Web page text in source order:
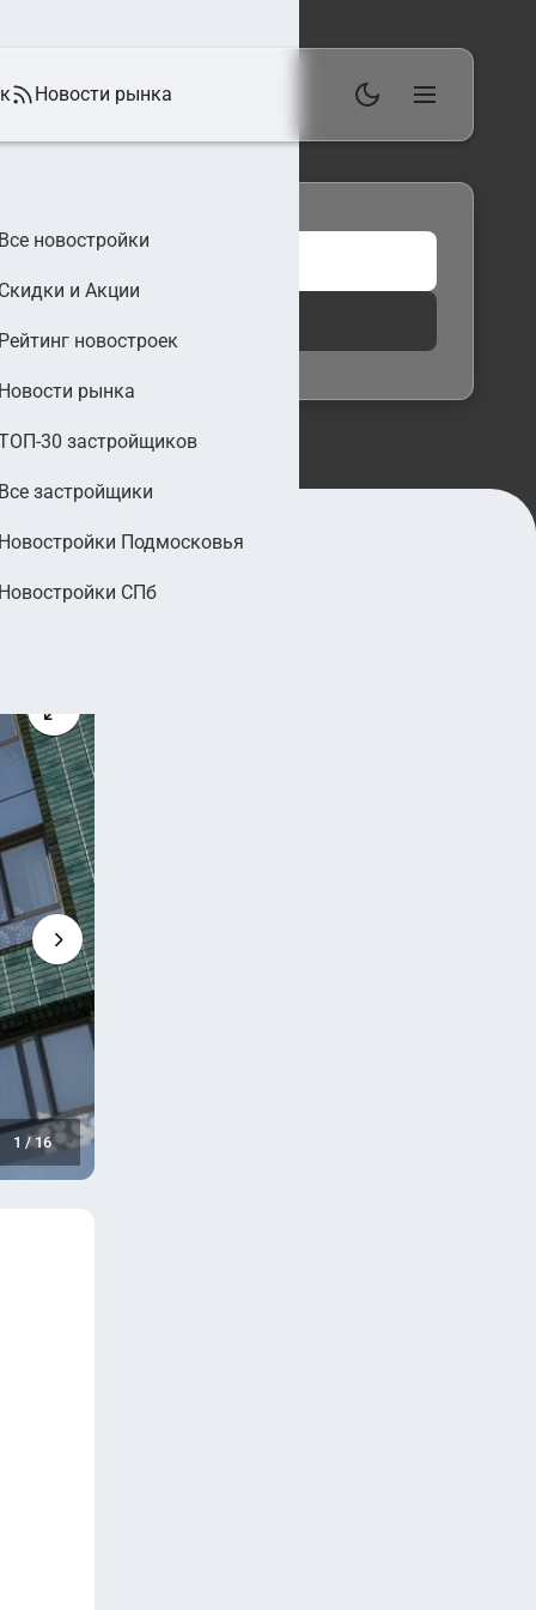
Новости рынка
новостройки
и Акции
новостроек
рынка
30 застройщиков
застройщики
Подмосковья
СПб
руб.
1 /16